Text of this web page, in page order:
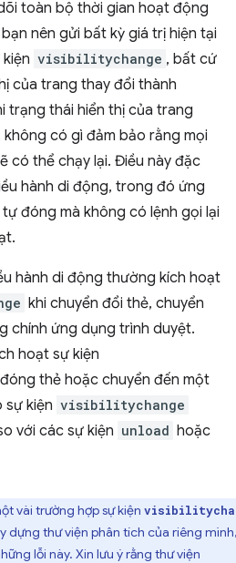
toàn bộ thời gian hoạt động
nên gửi bất kỳ giá trị hiện tại
visibilitychange , bất cứ
của trang thay đổi thành
trạng thái hiển thị của trang
không có gì đảm bảo rằng mọi
có thể chạy lại. Điều này đặc
hành di động, trong đó ứng
đóng mà không có lệnh gọi lại
hành di động thường kích hoạt
khi chuyển đổi thẻ, chuyển
chính ứng dụng trình duyệt.
hoạt sự kiện
thẻ hoặc chuyển đến một
sự kiện visibilitychange
với các sự kiện unload hoặc
vài trường hợp sự kiện
dựng thư viện phân tích của riêng mình,
lỗi này. Xin lưu ý rằng thư viện